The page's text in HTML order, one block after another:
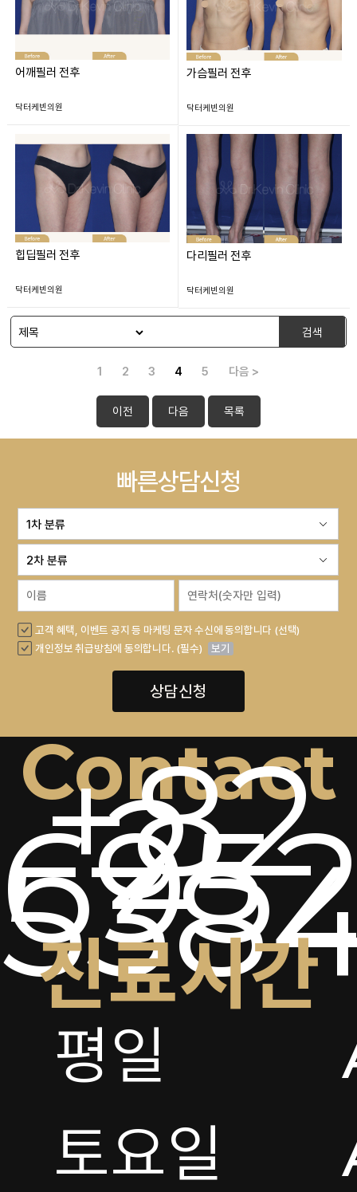
어깨필러 전후
닥터케빈의원
가슴필러 전후
닥터케빈의원
힙딥필러 전후
닥터케빈의원
다리필러 전후
닥터케빈의원
검색
1 2 3 4 5 다음 >
이전 다음 목록
빠른상담신청
고객 혜택, 이벤트 공지 등 마케팅 문자 수신에 동의합니다 (선택)
개인정보 취급방침에 동의합니다. (필수)
보기
상담신청
Contact
+82
2-
진료시간
평일
토요일